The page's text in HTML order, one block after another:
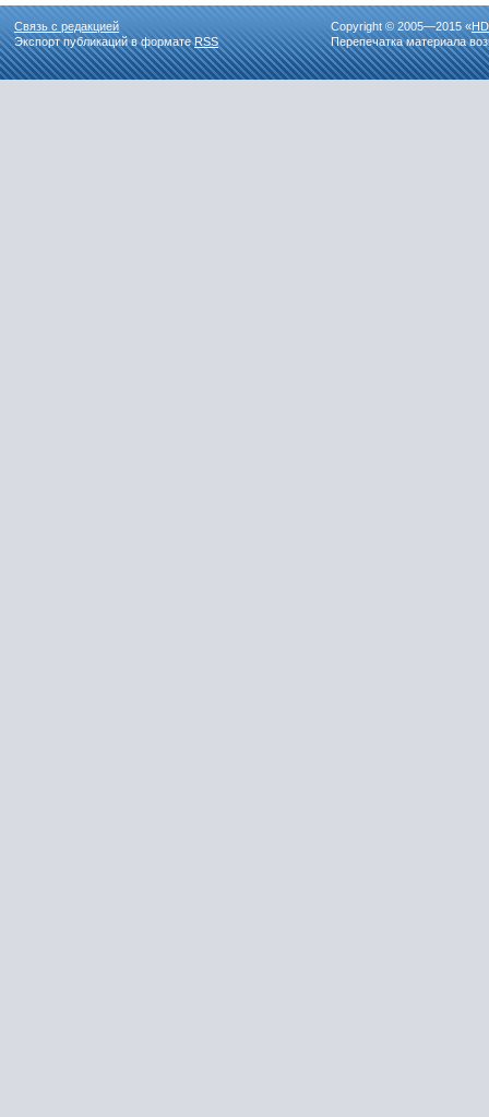
Связь с редакцией
Экспорт публикаций в форматеRSS
Copyright © 2005—2015 «
Перепечатка материала